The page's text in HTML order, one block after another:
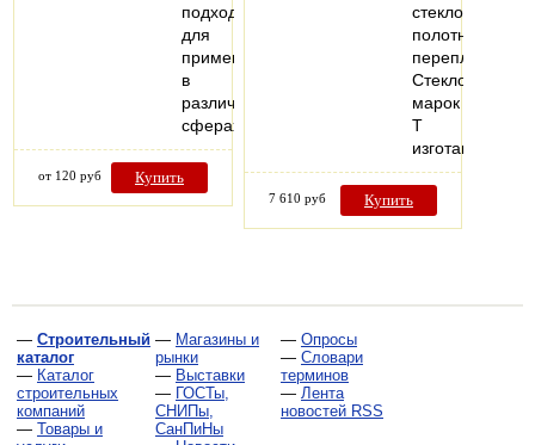
подходит
для
применения
в
различных
сферах.
от 120 руб Купить
стеклонитей,
полотняного
переплетения.
Стеклоткани
марок
Т
7 610 руб Купить
— Строительный
каталог
— Каталог
строительных
компаний
— Товары и
— Магазины и
рынки
— Выставки
— ГОСТы,
СНИПы,
СанПиНы
— Опросы
— Словари
терминов
— Лента
новостей RSS